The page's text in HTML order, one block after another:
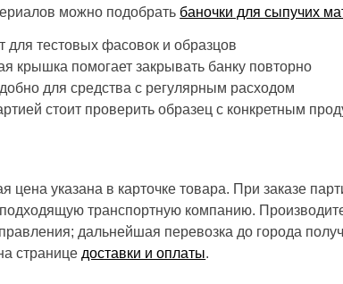
можно подобрать баночки для сыпучих
для тестовых фасовок и образцов
крышка помогает закрывать банку повторно
для средства с регулярным расходом
стоит проверить образец с конкретным
цена указана в карточке товара. При заказе
транспортную компанию.
дальнейшая перевозка до города
странице доставки и оплаты.